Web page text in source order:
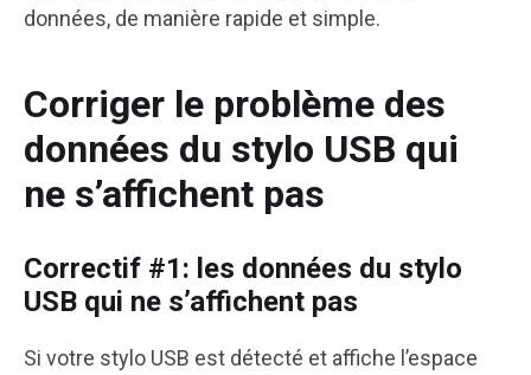
données, de manière rapide et simple.
Corriger le problème des
données du stylo USB qui
ne s’affichent pas
Correctif #1: les données du stylo
USB qui ne s’affichent pas
Si votre stylo USB est détecté et affiche l’espace